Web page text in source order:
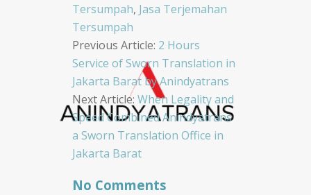
Tersumpah, Jasa Terjemahan
Tersumpah
Post
navigation
Previous Article: 2 Hours
Service of Sworn Translation in
Jakarta Barat by Anindyatrans
Next Article: When Legality and
Speed Combined Anindyatrans
a Sworn Translation Office in
Jakarta Barat
No Comments